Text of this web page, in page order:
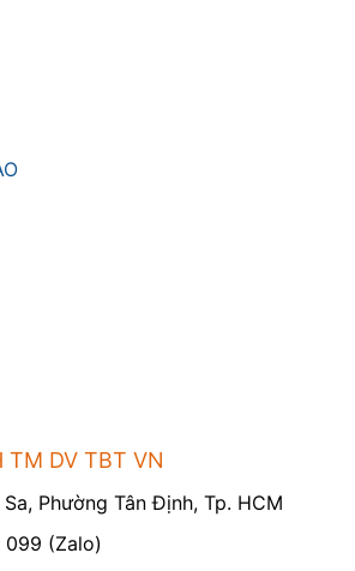
TM DV TBT VN
Phường Tân Định, Tp. HCM
(Zalo)